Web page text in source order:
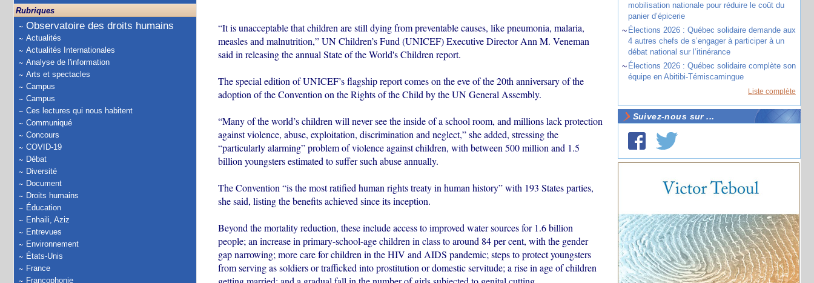
Rubriques
Observatoire des droits humains
Actualités
Actualités Internationales
Analyse de l'information
Arts et spectacles
Campus
Campus
Ces lectures qui nous habitent
Communiqué
Concours
COVID-19
Débat
Diversité
Document
Droits humains
Éducation
Enhaili, Aziz
Entrevues
Environnement
États-Unis
France
Francophonie
“It is unacceptable that children are still dying from preventable causes, like pneumonia, malaria,
measles and malnutrition,” UN Children’s Fund (UNICEF) Executive Director Ann M. Veneman
said in releasing the annual State of the World's Children report.
The special edition of UNICEF’s flagship report comes on the eve of the 20th anniversary of the
adoption of the Convention on the Rights of the Child by the UN General Assembly.
“Many of the world’s children will never see the inside of a school room, and millions lack protection
against violence, abuse, exploitation, discrimination and neglect,” she added, stressing the
“particularly alarming” problem of violence against children, with between 500 million and 1.5
billion youngsters estimated to suffer such abuse annually.
The Convention “is the most ratified human rights treaty in human history” with 193 States parties,
she said, listing the benefits achieved since its inception.
Beyond the mortality reduction, these include access to improved water sources for 1.6 billion
people; an increase in primary-school-age children in class to around 84 per cent, with the gender
gap narrowing; more care for children in the HIV and AIDS pandemic; steps to protect youngsters
from serving as soldiers or trafficked into prostitution or domestic servitude; a rise in age of children
mobilisation nationale pour réduire le coût du
panier d’épicerie
~ Élections 2026 : Québec solidaire demande aux
4 autres chefs de s’engager à participer à un
débat national sur l’itinérance
~ Élections 2026 : Québec solidaire complète son
équipe en Abitibi-Témiscamingue
Liste complète
Suivez-nous sur ...